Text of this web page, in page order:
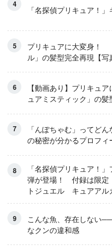
「名探偵プリキュア！
プリキュアに大変身！
ル」の髪型完全再現【写
【動画あり】プリキュ
ュアミスティック」の髪
「んぽちゃむ」ってど
の秘密が分かるプロフィ
「名探偵プリキュア！
弾が登場！ 付録は限定
トジュエル キュアアル
アイスver.」 キュアエ
こんな魚、存在しない
なクンの違和感